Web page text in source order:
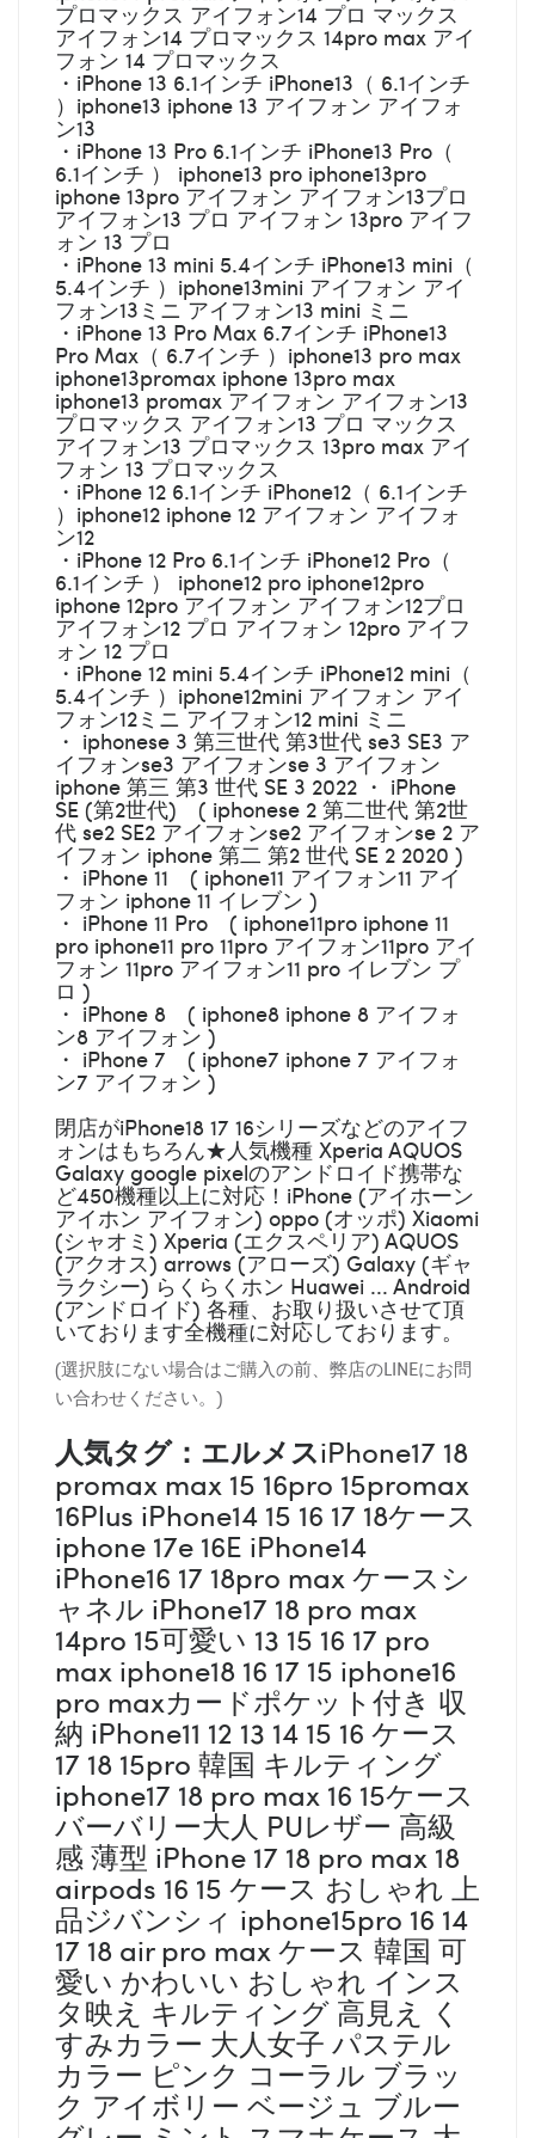
プロマックス アイフォン14 プロ マックス
アイフォン14 プロマックス 14pro max アイ
フォン 14 プロマックス
・iPhone 13 6.1インチ iPhone13（ 6.1インチ
）iphone13 iphone 13 アイフォン アイフォ
ン13
・iPhone 13 Pro 6.1インチ iPhone13 Pro（
6.1インチ ） iphone13 pro iphone13pro
iphone 13pro アイフォン アイフォン13プロ
アイフォン13 プロ アイフォン 13pro アイフ
ォン 13 プロ
・iPhone 13 mini 5.4インチ iPhone13 mini（
5.4インチ ）iphone13mini アイフォン アイ
フォン13ミニ アイフォン13 mini ミニ
・iPhone 13 Pro Max 6.7インチ iPhone13
Pro Max（ 6.7インチ ）iphone13 pro max
iphone13promax iphone 13pro max
iphone13 promax アイフォン アイフォン13
プロマックス アイフォン13 プロ マックス
アイフォン13 プロマックス 13pro max アイ
フォン 13 プロマックス
・iPhone 12 6.1インチ iPhone12（ 6.1インチ
）iphone12 iphone 12 アイフォン アイフォ
ン12
・iPhone 12 Pro 6.1インチ iPhone12 Pro（
6.1インチ ） iphone12 pro iphone12pro
iphone 12pro アイフォン アイフォン12プロ
アイフォン12 プロ アイフォン 12pro アイフ
ォン 12 プロ
・iPhone 12 mini 5.4インチ iPhone12 mini（
5.4インチ ）iphone12mini アイフォン アイ
フォン12ミニ アイフォン12 mini ミニ
・ iphonese 3 第三世代 第3世代 se3 SE3 ア
イフォンse3 アイフォンse 3 アイフォン
iphone 第三 第3 世代 SE 3 2022 ・ iPhone
SE (第2世代) ( iphonese 2 第二世代 第2世
代 se2 SE2 アイフォンse2 アイフォンse 2 ア
イフォン iphone 第二 第2 世代 SE 2 2020 )
・ iPhone 11 ( iphone11 アイフォン11 アイ
フォン iphone 11 イレブン )
・ iPhone 11 Pro ( iphone11pro iphone 11
pro iphone11 pro 11pro アイフォン11pro アイ
フォン 11pro アイフォン11 pro イレブン プ
ロ )
・ iPhone 8 ( iphone8 iphone 8 アイフォ
ン8 アイフォン )
・ iPhone 7 ( iphone7 iphone 7 アイフォ
ン7 アイフォン )
閉店がiPhone18 17 16シリーズなどのアイフ
ォンはもちろん★人気機種 Xperia AQUOS
Galaxy google pixelのアンドロイド携帯な
ど450機種以上に対応！iPhone (アイホーン
アイホン アイフォン) oppo (オッポ) Xiaomi
(シャオミ) Xperia (エクスペリア) AQUOS
(アクオス) arrows (アローズ) Galaxy (ギャ
ラクシー) らくらくホン Huawei ... Android
(アンドロイド) 各種、お取り扱いさせて頂
いております全機種に対応しております。
(選択肢にない場合はご購入の前、弊店のLINEにお問
い合わせください。)
人気タグ：エルメスiPhone17 18
promax max 15 16pro 15promax
16Plus iPhone14 15 16 17 18ケース
iphone 17e 16E iPhone14
iPhone16 17 18pro max ケースシ
ャネル iPhone17 18 pro max
14pro 15可愛い 13 15 16 17 pro
max iphone18 16 17 15 iphone16
pro maxカードポケット付き 収
納 iPhone11 12 13 14 15 16 ケース
17 18 15pro 韓国 キルティング
iphone17 18 pro max 16 15ケース
バーバリー大人 PUレザー 高級
感 薄型 iPhone 17 18 pro max 18
airpods 16 15 ケース おしゃれ 上
品ジバンシィ iphone15pro 16 14
17 18 air pro max ケース 韓国 可
愛い かわいい おしゃれ インス
タ映え キルティング 高見え く
すみカラー 大人女子 パステル
カラー ピンク コーラル ブラッ
ク アイボリー ベージュ ブルー